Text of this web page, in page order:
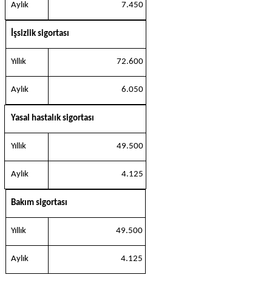
Aylık 7.450
İşsizlik sigortası
Yıllık 72.600
Aylık 6.050
Yasal hastalık sigortası
Yıllık 49.500
Aylık 4.125
Bakım sigortası
Yıllık 49.500
Aylık 4.125